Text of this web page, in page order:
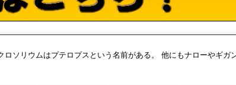
ソリウムはプテロプスという名前がある。 他にもナローやギガ